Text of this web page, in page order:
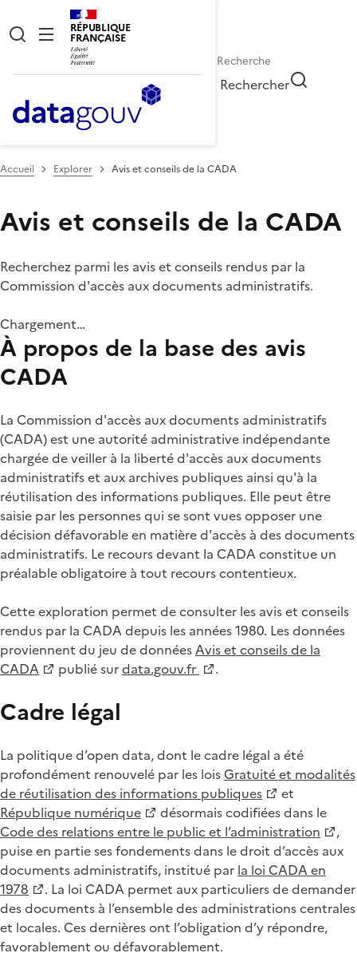
RÉPUBLIQUE
FRANÇAISE
Rechercher
Accueil Explorer Avis et conseils de la CADA
Avis et conseils de la CADA
Recherchez parmi les avis et conseils rendus par la
Commission d'accès aux documents administratifs.
Chargement…
À propos de la base des avis
CADA
La Commission d'accès aux documents administratifs
(CADA) est une autorité administrative indépendante
chargée de veiller à la liberté d'accès aux documents
administratifs et aux archives publiques ainsi qu'à la
réutilisation des informations publiques. Elle peut être
saisie par les personnes qui se sont vues opposer une
décision défavorable en matière d'accès à des documents
administratifs. Le recours devant la CADA constitue un
préalable obligatoire à tout recours contentieux.
Cette exploration permet de consulter les avis et conseils
rendus par la CADA depuis les années 1980. Les données
proviennent du jeu de donnéesAvis et conseils de la
CADA
publié surdata.gouv.fr .
Cadre légal
La politique d’open data, dont le cadre légal a été
profondément renouvelé par les loisGratuité et modalités
de réutilisation des informations publiques
et
République numérique
désormais codifiées dans le
Code des relations entre le public et l’administration
,
puise en partie ses fondements dans le droit d’accès aux
documents administratifs, institué par la loi CADA en
1978
. La loi CADA permet aux particuliers de demander
des documents à l’ensemble des administrations centrales
et locales. Ces dernières ont l’obligation d’y répondre,
favorablement ou défavorablement.